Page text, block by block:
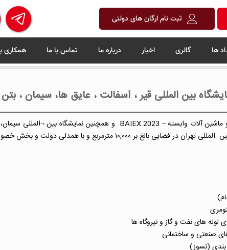
ثبت نام ارگان های دولتی
ها گالری اخبار درباره ما تماس با ما همکاری
بین المللی قیر ، آسفالت ، عایق ها، سیمان ،
نفت و گاز و نیروگاه ها
و ساختمانی
(نسوز)